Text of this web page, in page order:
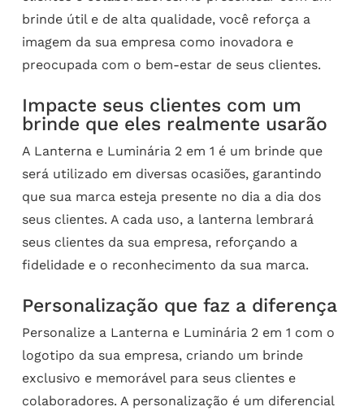
brinde útil e de alta qualidade, você reforça a
imagem da sua empresa como inovadora e
preocupada com o bem-estar de seus clientes.
Impacte seus clientes com um
brinde que eles realmente usarão
A Lanterna e Luminária 2 em 1 é um brinde que
será utilizado em diversas ocasiões, garantindo
que sua marca esteja presente no dia a dia dos
seus clientes. A cada uso, a lanterna lembrará
seus clientes da sua empresa, reforçando a
fidelidade e o reconhecimento da sua marca.
Personalização que faz a diferença
Personalize a Lanterna e Luminária 2 em 1 com o
logotipo da sua empresa, criando um brinde
exclusivo e memorável para seus clientes e
colaboradores. A personalização é um diferencial